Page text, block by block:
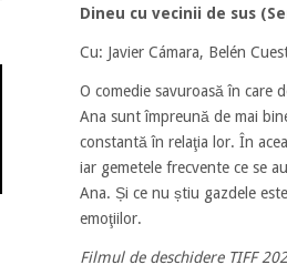
Dineu cu vecinii de sus
Cu: Javier Cámara, Belén
O comedie savuroasă în care
Ana sunt împreună de mai
constantă în relaţia lor. În
iar gemetele frecvente ce se
Ana. Și ce nu știu gazdele
emoţiilor.
Filmul de deschidere TIFF